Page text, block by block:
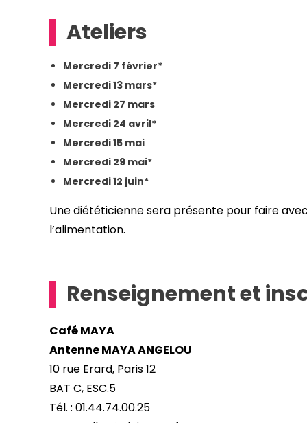
Ateliers
Mercredi 7 février*
Mercredi 13 mars*
Mercredi 27 mars
Mercredi 24 avril*
Mercredi 15 mai
Mercredi 29 mai*
Mercredi 12 juin*
Une diététicienne sera présente pour faire
l’alimentation.
Renseignement et
Café MAYA
Antenne MAYA ANGELOU
10 rue Erard, Paris 12
BAT C, ESC.5
Tél. : 01.44.74.00.25